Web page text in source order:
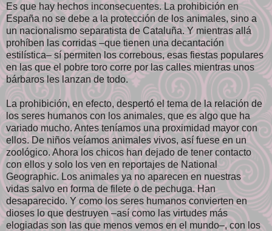
Es que hay hechos inconsecuentes. La prohibición en
España no se debe a la protección de los animales, sino a
un nacionalismo separatista de Cataluña. Y mientras allá
prohíben las corridas –que tienen una decantación
estilística– sí permiten los correbous, esas fiestas populares
en las que el pobre toro corre por las calles mientras unos
bárbaros les lanzan de todo.
La prohibición, en efecto, despertó el tema de la relación de
los seres humanos con los animales, que es algo que ha
variado mucho. Antes teníamos una proximidad mayor con
ellos. De niños veíamos animales vivos, así fuese en un
zoológico. Ahora los chicos han dejado de tener contacto
con ellos y solo los ven en reportajes de National
Geographic. Los animales ya no aparecen en nuestras
vidas salvo en forma de filete o de pechuga. Han
desaparecido. Y como los seres humanos convierten en
dioses lo que destruyen –así como las virtudes más
elogiadas son las que menos vemos en el mundo–, con los